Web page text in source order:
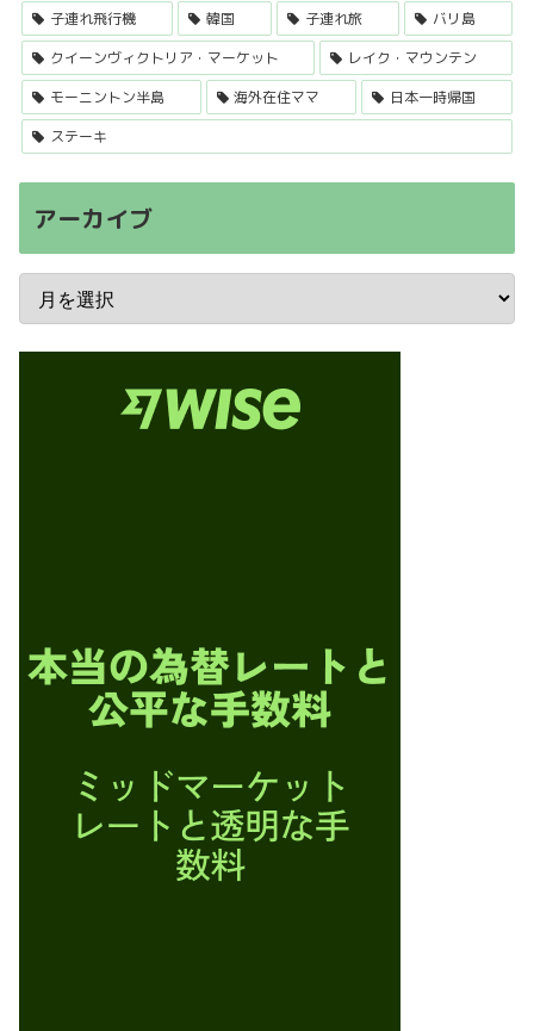
子連れ飛行機
韓国 子連れ旅
バリ島
クイーンヴィクトリア・マーケット
レイク・マウンテン
モーニントン半島
海外在住ママ
日本一時帰国
ステーキ
アーカイブ